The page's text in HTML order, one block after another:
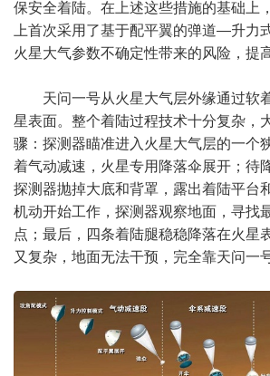
保安全着陆。在上述这些措施的基础上
上首次采用了基于配平翼的弹道—升力
火星大气参数不确定性带来的风险，提
天问一号从火星大气层外缘通过软
星表面。整个着陆过程技术十分复杂，
骤：探测器瞄准进入火星大气层的一个
着气动减速，火星专用降落伞展开；待
探测器抛掉大底和背罩，露出着陆平台
机动开始工作，探测器观察地面，寻找
点；最后，四条着陆腿稳稳降落在火星
又复杂，地面无法干预，完全靠天问一